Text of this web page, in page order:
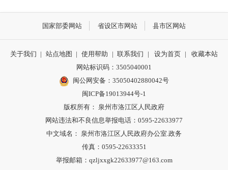
国家部委网站 省设区市网站 县市区网站
关于我们 | 站点地图 | 使用帮助 | 联系我们 | 设为首页 |
收藏本站
网站标识码：3505040001
闽公网安备：35050402880042号
闽ICP备19013944号-1
版权所有： 泉州市洛江区人民政府
网站违法和不良信息举报电话：0595-22633977
中文域名： 泉州市洛江区人民政府办公室.政务
传真：0595-22633351
举报邮箱：qzljxxgk22633977@163.com